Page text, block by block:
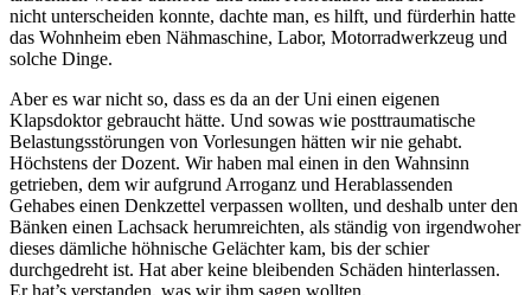
nicht unterscheiden konnte, dachte man, es hilft, und fürderhin hatte
das Wohnheim eben Nähmaschine, Labor, Motorradwerkzeug und
solche Dinge.
Aber es war nicht so, dass es da an der Uni einen eigenen
Klapsdoktor gebraucht hätte. Und sowas wie posttraumatische
Belastungsstörungen von Vorlesungen hätten wir nie gehabt.
Höchstens der Dozent. Wir haben mal einen in den Wahnsinn
getrieben, dem wir aufgrund Arroganz und Herablassenden
Gehabes einen Denkzettel verpassen wollten, und deshalb unter den
Bänken einen Lachsack herumreichten, als ständig von irgendwoher
dieses dämliche höhnische Gelächter kam, bis der schier
durchgedreht ist. Hat aber keine bleibenden Schäden hinterlassen.